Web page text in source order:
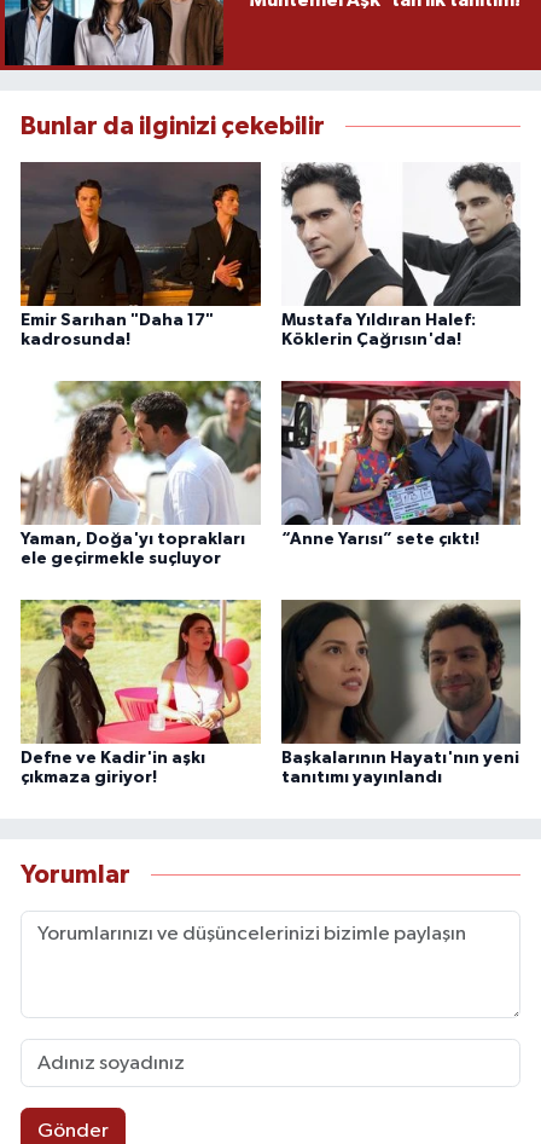
Bunlar da ilginizi çekebilir
Emir Sarıhan "Daha 17"
kadrosunda!
Mustafa Yıldıran Halef:
Köklerin Çağrısın'da!
Yaman, Doğa'yı toprakları
ele geçirmekle suçluyor
“Anne Yarısı” sete çıktı!
Defne ve Kadir'in aşkı
çıkmaza giriyor!
Başkalarının Hayatı'nın yeni
tanıtımı yayınlandı
Yorumlar
Gönder